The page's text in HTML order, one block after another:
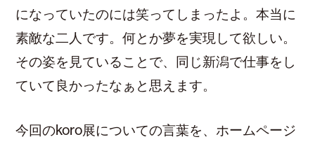
になっていたのには笑ってしまったよ。本当に
素敵な二人です。何とか夢を実現して欲しい。
その姿を見ていることで、同じ新潟で仕事をし
ていて良かったなぁと思えます。
今回のkoro展についての言葉を、ホームページ